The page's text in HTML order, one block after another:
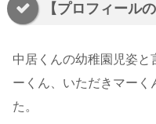
【プロフィール
中居くんの幼稚園児姿
ーくん、いただきマーく
た。